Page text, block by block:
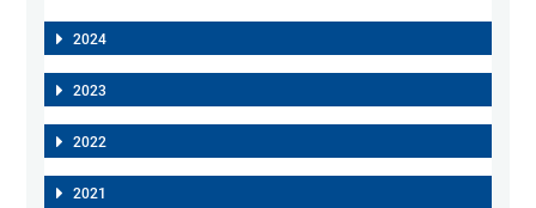
2024
2023
2022
2021